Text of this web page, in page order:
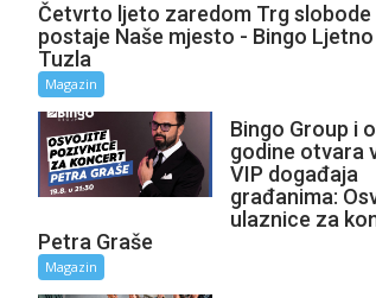
Četvrto ljeto zaredom Trg slobode
postaje Naše mjesto - Bingo
Tuzla
Magazin
Bingo Group i
godine otvara
VIP događaja
građanima:
ulaznice za
Petra Graše
Magazin